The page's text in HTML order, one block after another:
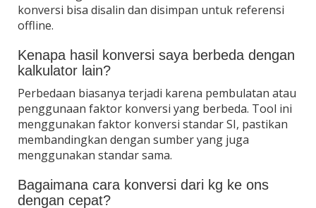
konversi bisa disalin dan disimpan untuk referensi
offline.
Kenapa hasil konversi saya berbeda dengan
kalkulator lain?
Perbedaan biasanya terjadi karena pembulatan atau
penggunaan faktor konversi yang berbeda. Tool ini
menggunakan faktor konversi standar SI, pastikan
membandingkan dengan sumber yang juga
menggunakan standar sama.
Bagaimana cara konversi dari kg ke ons
dengan cepat?